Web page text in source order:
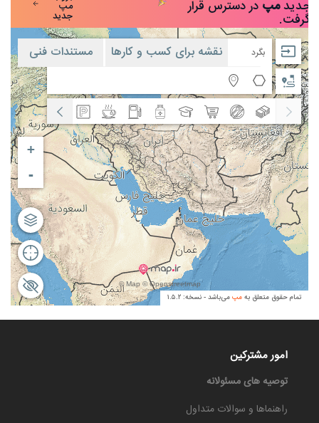
امور مشترکین
توصیه های مسئولانه
راهنماها و سوالات متداول